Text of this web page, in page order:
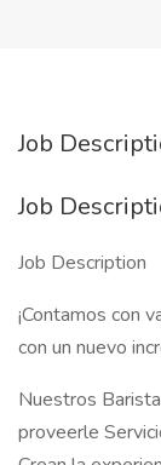
Job
Job
Job Description
¡Contamos con
con un nuevo
Nuestros
proveerle